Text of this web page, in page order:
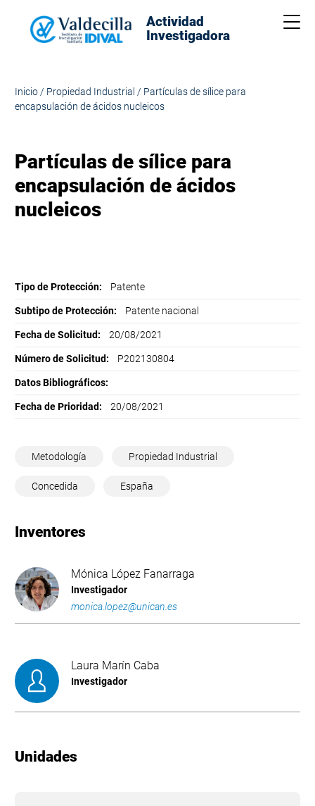
Actividad
Investigadora
Inicio / Propiedad Industrial / Partículas de sílice para
encapsulación de ácidos nucleicos
Partículas de sílice para
encapsulación de ácidos
nucleicos
Tipo de Protección: Patente
Subtipo de Protección: Patente nacional
Fecha de Solicitud: 20/08/2021
Número de Solicitud: P202130804
Datos Bibliográficos:
Fecha de Prioridad: 20/08/2021
Metodología Propiedad Industrial
Concedida España
Inventores
Mónica López Fanarraga
Investigador
monica.lopez@unican.es
Laura Marín Caba
Investigador
Unidades